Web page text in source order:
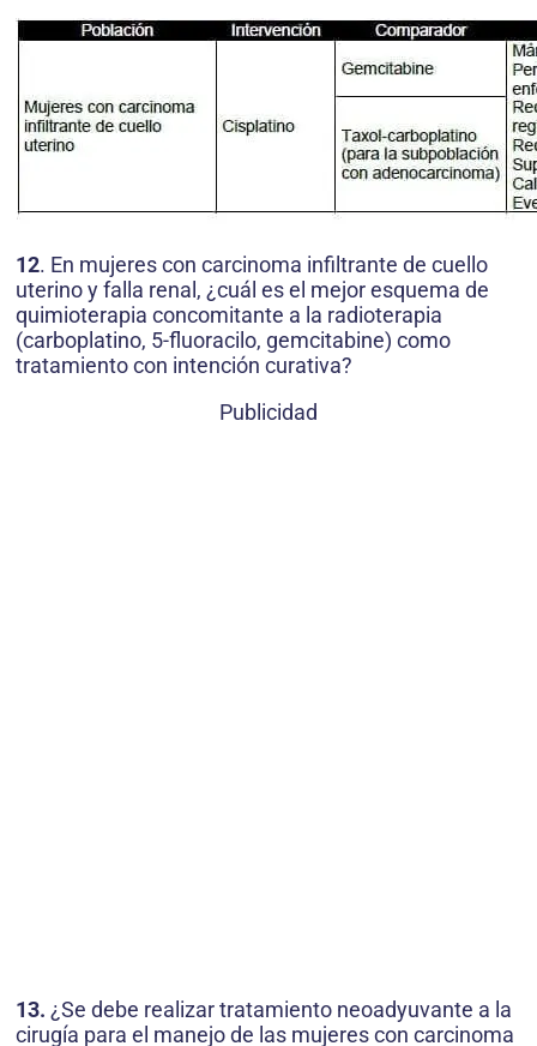
12. En mujeres con carcinoma infiltrante de cuello
uterino y falla renal, ¿cuál es el mejor esquema de
quimioterapia concomitante a la radioterapia
(carboplatino, 5-fluoracilo, gemcitabine) como
tratamiento con intención curativa?
Publicidad
13. ¿Se debe realizar tratamiento neoadyuvante a la
cirugía para el manejo de las mujeres con carcinoma